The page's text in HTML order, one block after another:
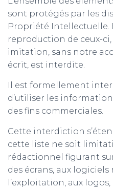
sont protégés par les
Propriété Intellectuelle.
reproduction de ceux-
imitation, sans notre
écrit, est interdite.
Il est formellement
d’utiliser les
des fins commerciales.
Cette interdiction
cette liste ne soit
rédactionnel figurant
des écrans, aux logiciels
l’exploitation, aux